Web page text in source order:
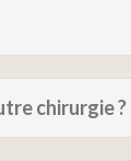
chirurgie?